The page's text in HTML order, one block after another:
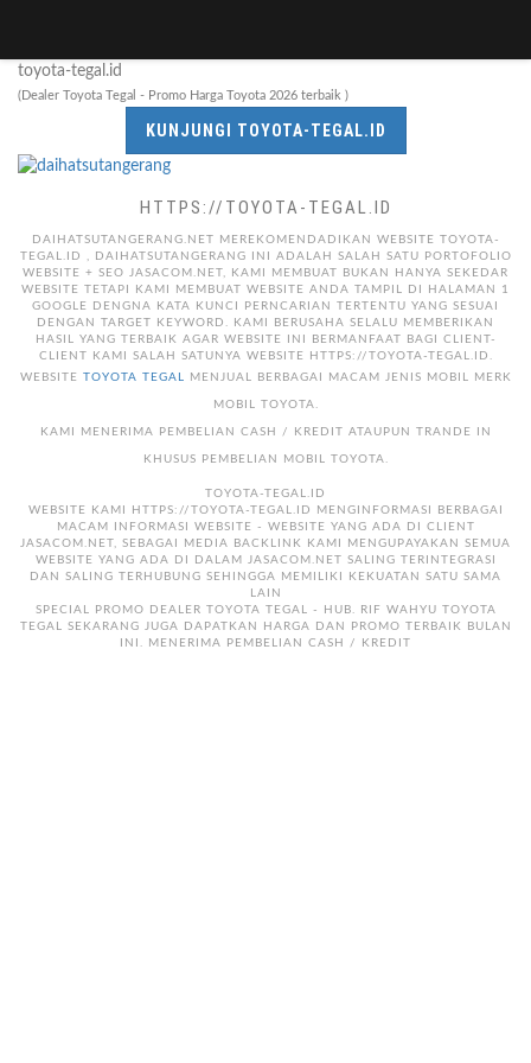
toyota-tegal.id
(Dealer Toyota Tegal - Promo Harga Toyota 2026 terbaik )
KUNJUNGI TOYOTA-TEGAL.ID
HTTPS://TOYOTA-TEGAL.ID
DAIHATSUTANGERANG.NET MEREKOMENDADIKAN WEBSITE TOYOTA-
TEGAL.ID , DAIHATSUTANGERANG INI ADALAH SALAH SATU PORTOFOLIO
WEBSITE + SEO JASACOM.NET, KAMI MEMBUAT BUKAN HANYA SEKEDAR
WEBSITE TETAPI KAMI MEMBUAT WEBSITE ANDA TAMPIL DI HALAMAN 1
GOOGLE DENGNA KATA KUNCI PERNCARIAN TERTENTU YANG SESUAI
DENGAN TARGET KEYWORD. KAMI BERUSAHA SELALU MEMBERIKAN
HASIL YANG TERBAIK AGAR WEBSITE INI BERMANFAAT BAGI CLIENT-
CLIENT KAMI SALAH SATUNYA WEBSITE HTTPS://TOYOTA-TEGAL.ID.
WEBSITE TOYOTA TEGAL MENJUAL BERBAGAI MACAM JENIS MOBIL MERK
MOBIL TOYOTA.
KAMI MENERIMA PEMBELIAN CASH / KREDIT ATAUPUN TRANDE IN
KHUSUS PEMBELIAN MOBIL TOYOTA.
TOYOTA-TEGAL.ID
WEBSITE KAMI HTTPS://TOYOTA-TEGAL.ID MENGINFORMASI BERBAGAI
MACAM INFORMASI WEBSITE - WEBSITE YANG ADA DI CLIENT
JASACOM.NET, SEBAGAI MEDIA BACKLINK KAMI MENGUPAYAKAN SEMUA
WEBSITE YANG ADA DI DALAM JASACOM.NET SALING TERINTEGRASI
DAN SALING TERHUBUNG SEHINGGA MEMILIKI KEKUATAN SATU SAMA
LAIN
SPECIAL PROMO DEALER TOYOTA TEGAL - HUB. RIF WAHYU TOYOTA
TEGAL SEKARANG JUGA DAPATKAN HARGA DAN PROMO TERBAIK BULAN
INI. MENERIMA PEMBELIAN CASH / KREDIT